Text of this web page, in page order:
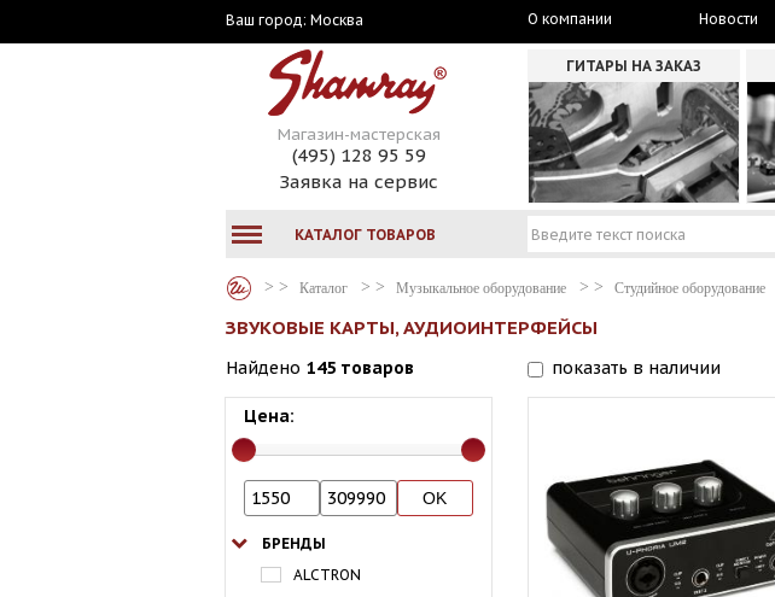
Ваш город: Москва О компании Новости
Магазин-мастерская
(495) 128 95 59
Заявка на сервис
ГИТАРЫ НА ЗАКАЗ
КАТАЛОГ ТОВАРОВ
Каталог Музыкальное оборудование Студийное оборудование
ЗВУКОВЫЕ КАРТЫ, АУДИОИНТЕРФЕЙСЫ
Найдено 145 товаров показать в наличии
Цена:
БРЕНДЫ
ALCTRON